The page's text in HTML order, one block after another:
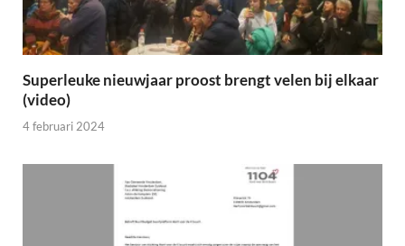
Superleuke nieuwjaar proost brengt velen bij elkaar
(video)
4 februari 2024